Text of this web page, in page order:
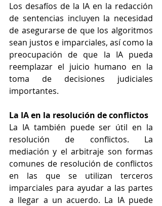
Los desafíos de la IA en la redacción
de sentencias incluyen la necesidad
de asegurarse de que los algoritmos
sean justos e imparciales, así como la
preocupación de que la IA pueda
reemplazar el juicio humano en la
toma de decisiones judiciales
importantes.
La IA en la resolución de conflictos
La IA también puede ser útil en la
resolución de conflictos. La
mediación y el arbitraje son formas
comunes de resolución de conflictos
en las que se utilizan terceros
imparciales para ayudar a las partes
a llegar a un acuerdo. La IA puede